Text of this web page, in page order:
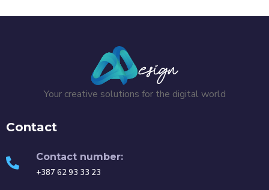
Your creative solutions for the digital world
Contact
Contact number:
+387 62 93 33 23